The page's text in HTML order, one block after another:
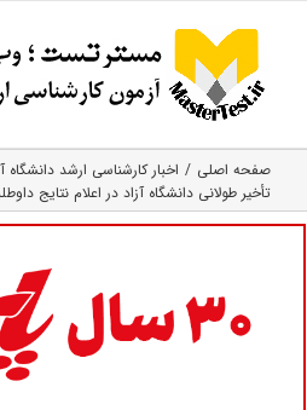
content
صفحه اصلی
اخبار کارشناسی ارشد دانشگاه
تأخیر طولانی دانشگاه آزاد در اعلام نتایج